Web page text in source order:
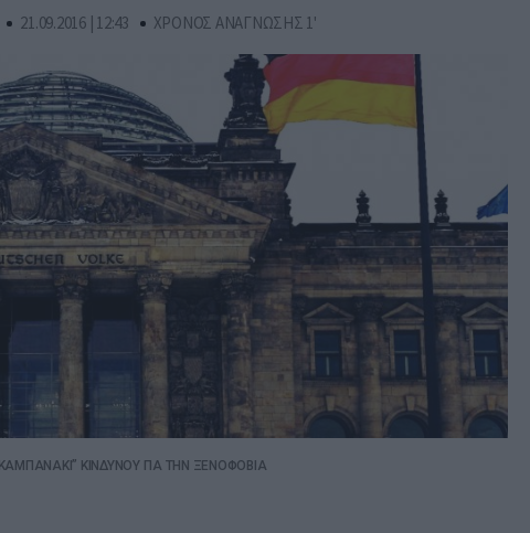
21.09.2016 | 12:43 ΧΡΟΝΟΣ ΑΝΑΓΝΩΣΗΣ 1'
ΚΙΝΔΥΝΟΥ ΓΙΑ ΤΗΝ ΞΕΝΟΦΟΒΙΑ